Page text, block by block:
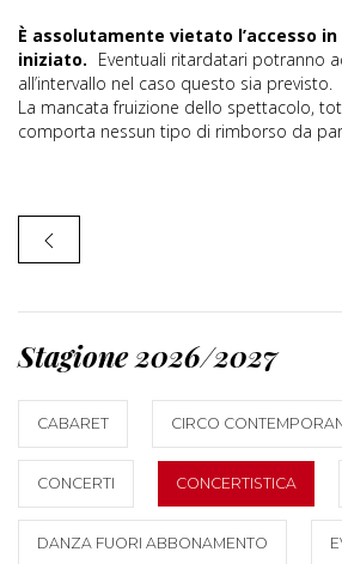
È assolutamente vietato l’accesso
iniziato. Eventuali ritardatari potranno
all’intervallo nel caso questo sia previsto.
La mancata fruizione dello spettacolo,
comporta nessun tipo di rimborso da
Stagione 2026/2027
CABARET CIRCO
CONCERTI CONCERTISTICA
DANZA FUORI ABBONAMENTO